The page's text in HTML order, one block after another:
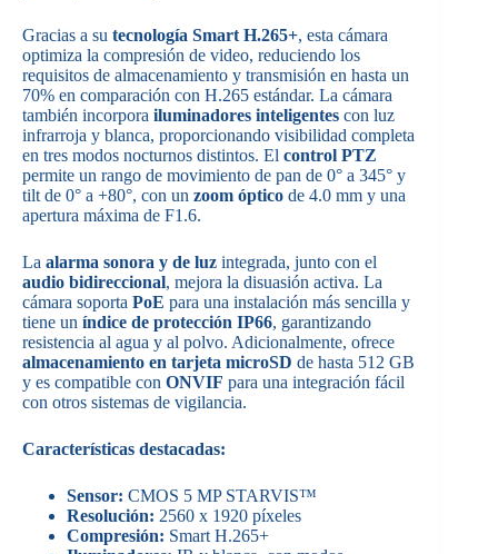
Gracias a su tecnología Smart H.265+, esta cámara
optimiza la compresión de video, reduciendo los
requisitos de almacenamiento y transmisión en hasta un
70% en comparación con H.265 estándar. La cámara
también incorpora iluminadores inteligentes con luz
infrarroja y blanca, proporcionando visibilidad completa
en tres modos nocturnos distintos. El control PTZ
permite un rango de movimiento de pan de 0° a 345° y
tilt de 0° a +80°, con un zoom óptico de 4.0 mm y una
apertura máxima de F1.6.
La alarma sonora y de luz integrada, junto con el
audio bidireccional, mejora la disuasión activa. La
cámara soporta PoE para una instalación más sencilla y
tiene un índice de protección IP66, garantizando
resistencia al agua y al polvo. Adicionalmente, ofrece
almacenamiento en tarjeta microSD de hasta 512 GB
y es compatible con ONVIF para una integración fácil
con otros sistemas de vigilancia.
Características destacadas:
Sensor: CMOS 5 MP STARVIS™
Resolución: 2560 x 1920 píxeles
Compresión: Smart H.265+